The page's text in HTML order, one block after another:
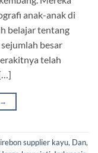
anak-anak di
belajar tentang
besar
telah
→
supplier kayu, Dan,